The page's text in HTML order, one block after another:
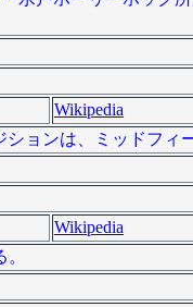
Wikipedia
ョンは、ミッドフィ
Wikipedia